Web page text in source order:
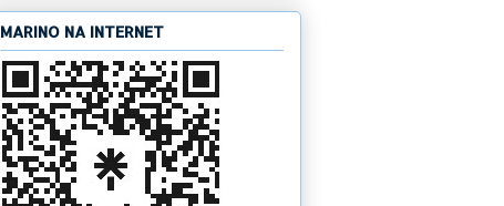
MARINO NA INTERNET